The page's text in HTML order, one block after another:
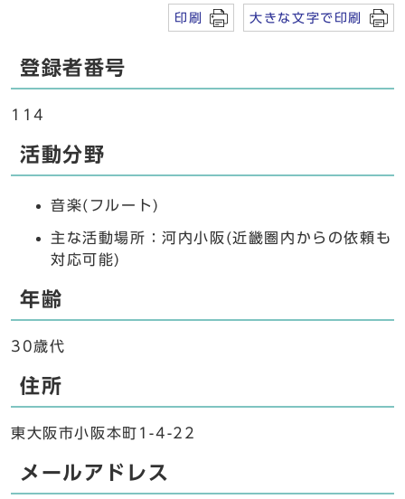
印刷 大きな文字で印刷
登録者番号
114
活動分野
音楽(フルート)
主な活動場所：河内小阪(近畿圏内からの依頼も
対応可能)
年齢
30歳代
住所
東大阪市小阪本町1-4-22
メールアドレス